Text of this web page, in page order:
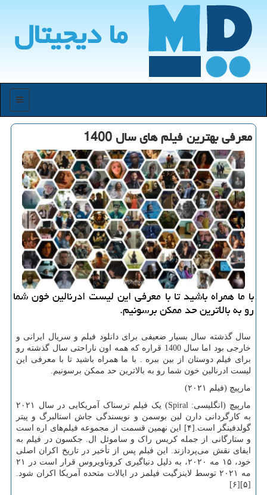
ما دیجیتال
منو
معرفی بهترین فیلم های سال 1400
با ما همراه باشید تا با معرفی این لیست ادرنالین خون شما
رو به بالاترین حد ممكن برسونیم.
سال گذشته سال بسیار ضعیفی برای دانلود فیلم و سریال ایرانی و
خارجی بود اما سال 1400 قراره که همه اون ناراحتی سال گذشته رو
برای فیلم دوستان از بین ببره . با ما همراه باشید تا با معرفی این
لیست ادرنالین خون شما رو به بالاترین حد ممکن برسونیم.
مارپیچ (فیلم ۲۰۲۱)
مارپیچ (انگلیسی:Spiral‎
) یک فیلم ترسناک آمریکایی در سال ۲۰۲۱
به کارگردانی دارن لین بوسمن و نویسندگی جاش استالبرگ و پیتر
گولدفینگر است.[۴] این نهمین قسمت از مجموعه فیلم‌های اره است
و ستارگانی از جمله کریس راک و ساموئل ال. جکسون در فیلم به
ایفای نقش می‌پردازند. این فیلم پس از تأخیر در تاریخ اکران اصلی
خود، ۱۵ مه ۲۰۲۰، به دلیل دنیاگیری کروناویروس قرار است در ۲۱
مه ۲۰۲۱ توسط لاینزگیت فیلمز در ایالات متحده آمریکا اکران شود.
[۵][۶]